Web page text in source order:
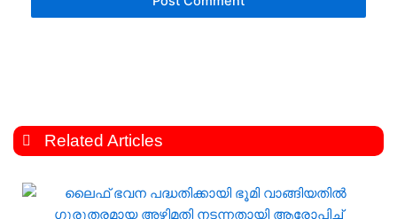
Related Articles